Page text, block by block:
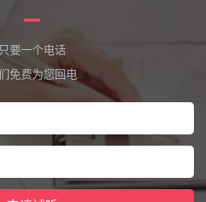
只要一个电话
免费为您回电